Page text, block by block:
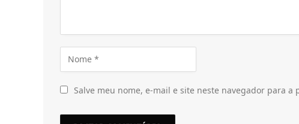
Salve meu nome, e-mail e site neste navegador para a